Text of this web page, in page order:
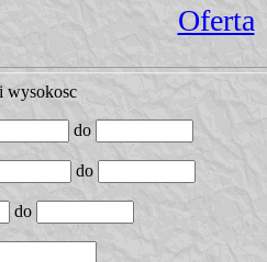
Oferta
wysokosc
do
do
do